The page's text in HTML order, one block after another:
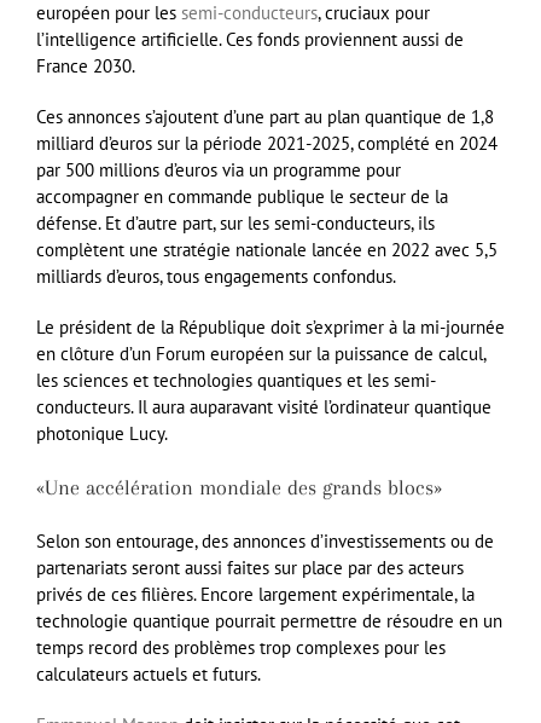
européen pour les semi-conducteurs, cruciaux pour
l’intelligence artificielle. Ces fonds proviennent aussi de
France 2030.
Ces annonces s’ajoutent d’une part au plan quantique de 1,8
milliard d’euros sur la période 2021-2025, complété en 2024
par 500 millions d’euros via un programme pour
accompagner en commande publique le secteur de la
défense. Et d’autre part, sur les semi-conducteurs, ils
complètent une stratégie nationale lancée en 2022 avec 5,5
milliards d’euros, tous engagements confondus.
Le président de la République doit s’exprimer à la mi-journée
en clôture d’un Forum européen sur la puissance de calcul,
les sciences et technologies quantiques et les semi-
conducteurs. Il aura auparavant visité l’ordinateur quantique
photonique Lucy.
«Une accélération mondiale des grands blocs»
Selon son entourage, des annonces d’investissements ou de
partenariats seront aussi faites sur place par des acteurs
privés de ces filières. Encore largement expérimentale, la
technologie quantique pourrait permettre de résoudre en un
temps record des problèmes trop complexes pour les
calculateurs actuels et futurs.